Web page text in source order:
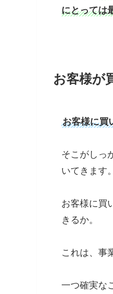
にとっては
お客様が
お客様に買
そこがしっ
いてきます。
お客様に買
きるか。
これは、事
一つ確実な